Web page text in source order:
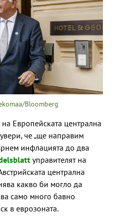
Bloomberg
Европейската централна
че „ще направим
инфлацията до два
управителят на
централна
какво би могло да
само много бавно
в еврозоната.